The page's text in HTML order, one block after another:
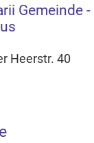
Gemeinde -
Heerstr. 40